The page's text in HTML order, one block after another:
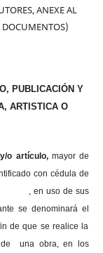
ANEXE AL
DOCUMENTOS)
PUBLICACIÓN Y
ARTISTICA O
o artículo, mayor de
con cédula de
, en uso de sus
se denominará el
de que se realice la
de una obra, en los